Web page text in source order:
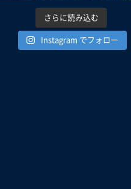
さらに読み込む
Instagram でフォロー